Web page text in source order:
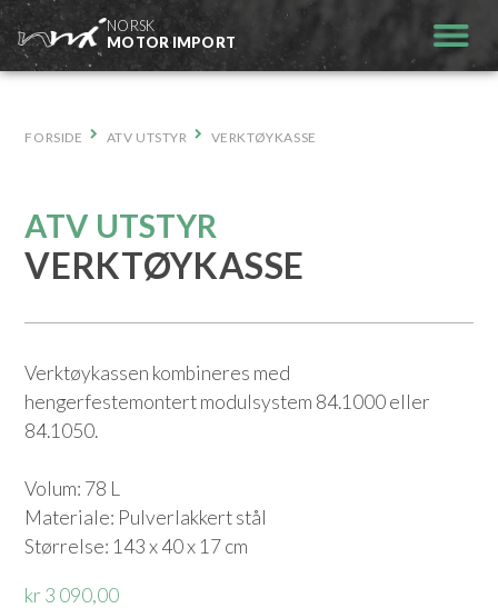
Hopp
til
innhold
NORSK
MOTOR IMPORT
FORSIDE ATV UTSTYR VERKTØYKASSE
ATV UTSTYR
VERKTØYKASSE
Verktøykassen kombineres med
hengerfestemontert modulsystem 84.1000 eller
84.1050.
Volum: 78 L
Materiale: Pulverlakkert stål
Størrelse: 143 x 40 x 17 cm
kr 3 090,00